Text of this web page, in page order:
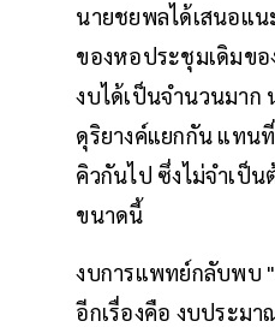
นายชยพลได้เสนอแ
ของหอประชุมเดิมขอ
งบได้เป็นจำนวนมาก
ดุริยางค์แยกกัน แทน
คิวกันไป ซึ่งไม่จำเป็
ขนาดนี้
งบการแพทย์กลับพบ
อีกเรื่องคือ งบประม